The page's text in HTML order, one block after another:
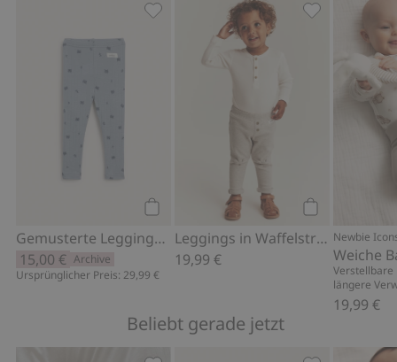
Gemusterte Leggings aus Merinowolle
15,00 € Archive
Ursprünglicher Preis: 29,99 €
Gemusterte Leggings aus
Leggings in Waffelstruktur
19,99 €
Leggings in
Newbie
Weiche
längere
19,99 €
Beliebt gerade jetzt